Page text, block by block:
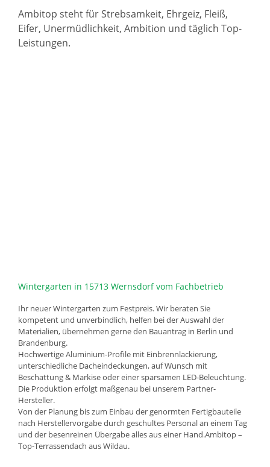
Ambitop steht für Strebsamkeit, Ehrgeiz, Fleiß,
Eifer, Unermüdlichkeit, Ambition und täglich Top-
Leistungen.
Wintergarten in 15713 Wernsdorf vom Fachbetrieb
Ihr neuer Wintergarten zum Festpreis. Wir beraten Sie
kompetent und unverbindlich, helfen bei der Auswahl der
Materialien, übernehmen gerne den Bauantrag in Berlin und
Brandenburg.
Hochwertige Aluminium-Profile mit Einbrennlackierung,
unterschiedliche Dacheindeckungen, auf Wunsch mit
Beschattung & Markise oder einer sparsamen LED-Beleuchtung.
Die Produktion erfolgt maßgenau bei unserem Partner-
Hersteller.
Von der Planung bis zum Einbau der genormten Fertigbauteile
nach Herstellervorgabe durch geschultes Personal an einem Tag
und der besenreinen Übergabe alles aus einer Hand.Ambitop –
Top-Terrassendach aus Wildau.